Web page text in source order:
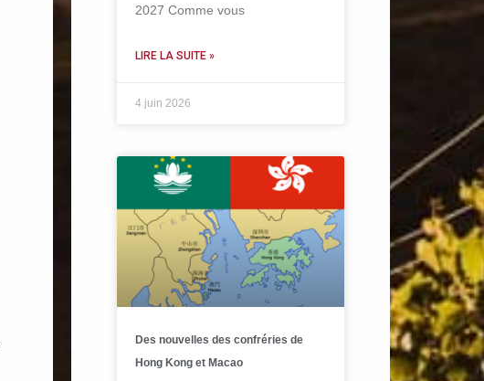
2027 Comme vous
LIRE LA SUITE »
4 juin 2026
Des nouvelles des confréries de
Hong Kong et Macao